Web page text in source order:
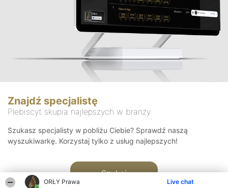
ORŁY Prawa Live chat
Znajdź specjalistę
Plebiscyt skupia najlepszych w branży
Szukasz specjalisty w pobliżu Ciebie? Sprawdź naszą
wyszukiwarkę. Korzystaj tylko z usług najlepszych!
Szukaj